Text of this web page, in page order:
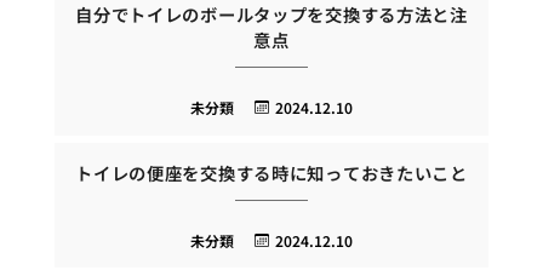
自分でトイレのボールタップを交換する方法と注
意点
2024.12.10
未分類
トイレの便座を交換する時に知っておきたいこと
2024.12.10
未分類